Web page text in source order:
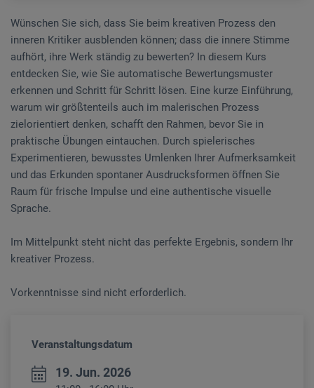
Wünschen Sie sich, dass Sie beim kreativen Prozess den
inneren Kritiker ausblenden können; dass die innere Stimme
aufhört, ihre Werk ständig zu bewerten? In diesem Kurs
entdecken Sie, wie Sie automatische Bewertungsmuster
erkennen und Schritt für Schritt lösen. Eine kurze Einführung,
warum wir größtenteils auch im malerischen Prozess
zielorientiert denken, schafft den Rahmen, bevor Sie in
praktische Übungen eintauchen. Durch spielerisches
Experimentieren, bewusstes Umlenken Ihrer Aufmerksamkeit
und das Erkunden spontaner Ausdrucksformen öffnen Sie
Raum für frische Impulse und eine authentische visuelle
Sprache.
Im Mittelpunkt steht nicht das perfekte Ergebnis, sondern Ihr
kreativer Prozess.
Vorkenntnisse sind nicht erforderlich.
Veranstaltungsdatum
19. Jun. 2026